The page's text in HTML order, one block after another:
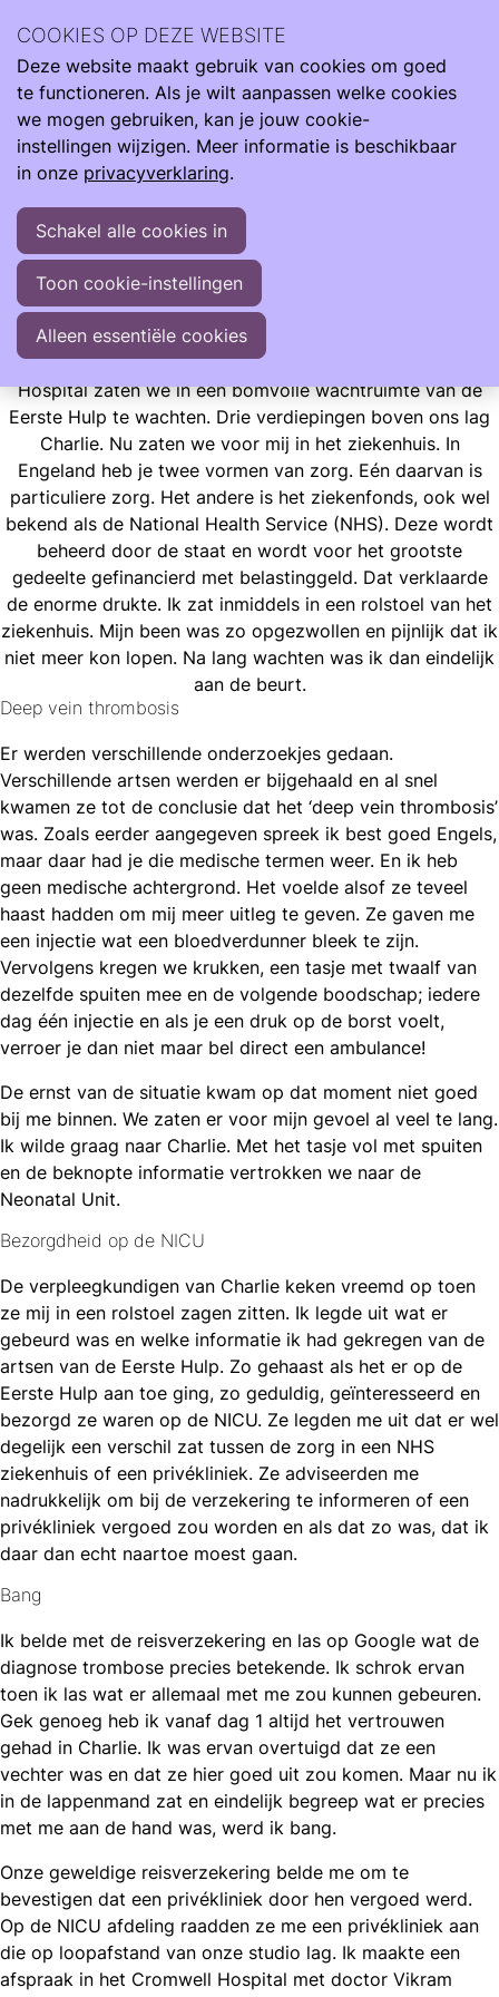
Zoeken
met een bijzonder verhaal. Ze heeft haar leven verrijkt en
mens gemaakt.
"Met liefde, trots en veelal optimisme vertel ik jullie graag
over haar indrukwekkende start en mijn leven met dit
wonder"
Ervaringen Opgroeien Ilse Blogt
National Health Service
Eenmaal aangekomen in het Chelsea and Westminister
Hospital zaten we in een bomvolle wachtruimte van de
Eerste Hulp te wachten. Drie verdiepingen boven ons lag
Charlie. Nu zaten we voor mij in het ziekenhuis. In
Engeland heb je twee vormen van zorg. Eén daarvan is
particuliere zorg. Het andere is het ziekenfonds, ook wel
bekend als de National Health Service (NHS). Deze wordt
beheerd door de staat en wordt voor het grootste
gedeelte gefinancierd met belastinggeld. Dat verklaarde
de enorme drukte. Ik zat inmiddels in een rolstoel van het
ziekenhuis. Mijn been was zo opgezwollen en pijnlijk dat ik
niet meer kon lopen. Na lang wachten was ik dan eindelijk
aan de beurt.
Deep vein thrombosis
Er werden verschillende onderzoekjes gedaan.
Verschillende artsen werden er bijgehaald en al snel
kwamen ze tot de conclusie dat het ‘deep vein thrombosis’
was. Zoals eerder aangegeven spreek ik best goed Engels,
maar daar had je die medische termen weer. En ik heb
geen medische achtergrond. Het voelde alsof ze teveel
haast hadden om mij meer uitleg te geven. Ze gaven me
een injectie wat een bloedverdunner bleek te zijn.
Vervolgens kregen we krukken, een tasje met twaalf van
dezelfde spuiten mee en de volgende boodschap; iedere
dag één injectie en als je een druk op de borst voelt,
verroer je dan niet maar bel direct een ambulance!
De ernst van de situatie kwam op dat moment niet goed
bij me binnen. We zaten er voor mijn gevoel al veel te lang.
Ik wilde graag naar Charlie. Met het tasje vol met spuiten
en de beknopte informatie vertrokken we naar de
Neonatal Unit.
Bezorgdheid op de NICU
De verpleegkundigen van Charlie keken vreemd op toen
ze mij in een rolstoel zagen zitten. Ik legde uit wat er
gebeurd was en welke informatie ik had gekregen van de
artsen van de Eerste Hulp. Zo gehaast als het er op de
Eerste Hulp aan toe ging, zo geduldig, geïnteresseerd en
bezorgd ze waren op de NICU. Ze legden me uit dat er wel
degelijk een verschil zat tussen de zorg in een NHS
ziekenhuis of een privékliniek. Ze adviseerden me
nadrukkelijk om bij de verzekering te informeren of een
privékliniek vergoed zou worden en als dat zo was, dat ik
daar dan echt naartoe moest gaan.
Bang
Ik belde met de reisverzekering en las op Google wat de
diagnose trombose precies betekende. Ik schrok ervan
toen ik las wat er allemaal met me zou kunnen gebeuren.
Gek genoeg heb ik vanaf dag 1 altijd het vertrouwen
gehad in Charlie. Ik was ervan overtuigd dat ze een
vechter was en dat ze hier goed uit zou komen. Maar nu ik
in de lappenmand zat en eindelijk begreep wat er precies
met me aan de hand was, werd ik bang.
Onze geweldige reisverzekering belde me om te
bevestigen dat een privékliniek door hen vergoed werd.
Op de NICU afdeling raadden ze me een privékliniek aan
die op loopafstand van onze studio lag. Ik maakte een
afspraak in het Cromwell Hospital met doctor Vikram
COOKIES OP DEZE WEBSITE
Deze website maakt gebruik van cookies om goed
te functioneren. Als je wilt aanpassen welke cookies
we mogen gebruiken, kan je jouw cookie-
instellingen wijzigen. Meer informatie is beschikbaar
in onze privacyverklaring.
Schakel alle cookies in
Toon cookie-instellingen
Alleen essentiële cookies